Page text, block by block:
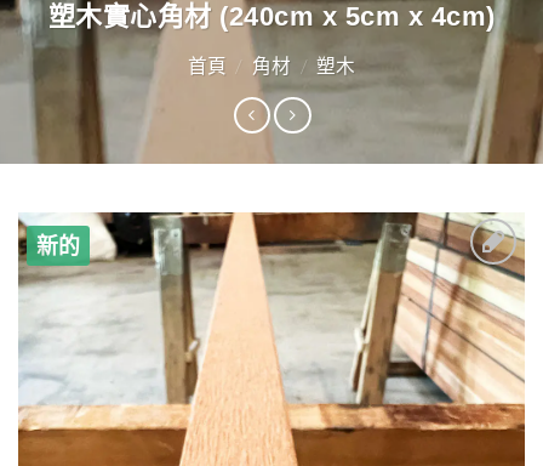
塑木實心角材 (240cm x 5cm x 4cm)
首頁 / 角材 / 塑木
新的
加入
收藏
3